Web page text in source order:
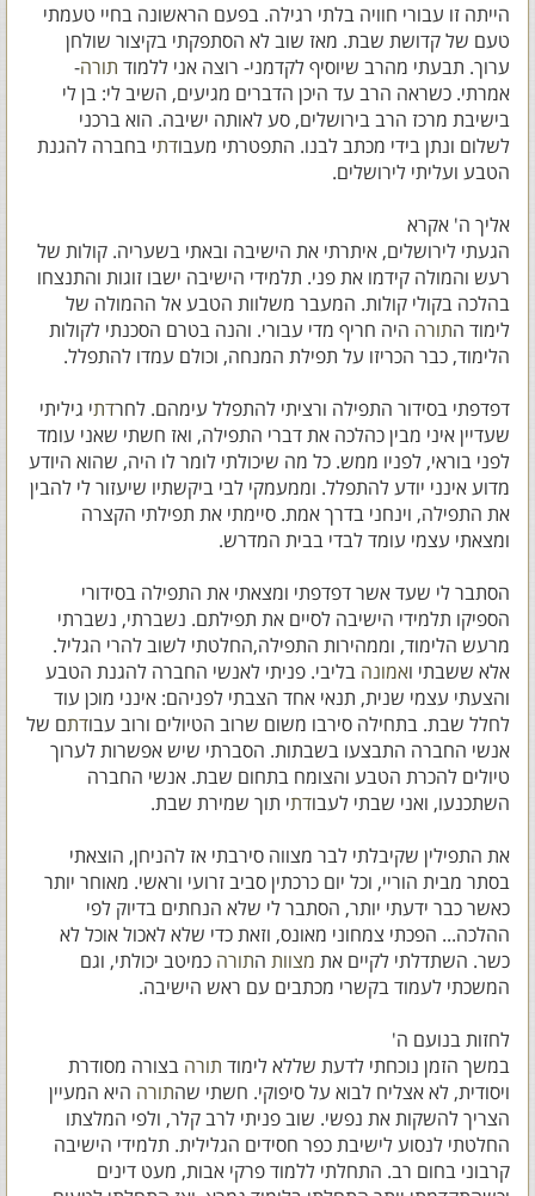
הייתה זו עבורי חוויה בלתי רגילה. בפעם הראשונה בחיי טעמתי
טעם של קדושת שבת. מאז שוב לא הסתפקתי בקיצור שולחן
ערוך. תבעתי מהרב שיוסיף לקדמני- רוצה אני ללמוד תורה-
אמרתי. כשראה הרב עד היכן הדברים מגיעים, השיב לי: בן לי
בישיבת מרכז הרב בירושלים, סע לאותה ישיבה. הוא ברכני
לשלום ונתן בידי מכתב לבנו. התפטרתי מעבודתי בחברה להגנת
הטבע ועליתי לירושלים.
אליך ה' אקרא
הגעתי לירושלים, איתרתי את הישיבה ובאתי בשעריה. קולות של
רעש והמולה קידמו את פני. תלמידי הישיבה ישבו זוגות והתנצחו
בהלכה בקולי קולות. המעבר משלוות הטבע אל ההמולה של
לימוד התורה היה חריף מדי עבורי. והנה בטרם הסכנתי לקולות
הלימוד, כבר הכריזו על תפילת המנחה, וכולם עמדו להתפלל.
דפדפתי בסידור התפילה ורציתי להתפלל עימהם. לחרדתי גיליתי
שעדיין איני מבין כהלכה את דברי התפילה, ואז חשתי שאני עומד
לפני בוראי, לפניו ממש. כל מה שיכולתי לומר לו היה, שהוא היודע
מדוע אינני יודע להתפלל. וממעמקי לבי ביקשתיו שיעזור לי להבין
את התפילה, וינחני בדרך אמת. סיימתי את תפילתי הקצרה
ומצאתי עצמי עומד לבדי בבית המדרש.
הסתבר לי שעד אשר דפדפתי ומצאתי את התפילה בסידורי
הספיקו תלמידי הישיבה לסיים את תפילתם. נשברתי, נשברתי
מרעש הלימוד, וממהירות התפילה,החלטתי לשוב להרי הגליל.
אלא ששבתי ואמונה בליבי. פניתי לאנשי החברה להגנת הטבע
והצעתי עצמי שנית, תנאי אחד הצבתי לפניהם: אינני מוכן עוד
לחלל שבת. בתחילה סירבו משום שרוב הטיולים ורוב עבודתם של
אנשי החברה התבצעו בשבתות. הסברתי שיש אפשרות לערוך
טיולים להכרת הטבע והצומח בתחום שבת. אנשי החברה
השתכנעו, ואני שבתי לעבודתי תוך שמירת שבת.
את התפילין שקיבלתי לבר מצווה סירבתי אז להניחן, הוצאתי
בסתר מבית הוריי, וכל יום כרכתין סביב זרועי וראשי. מאוחר יותר
כאשר כבר ידעתי יותר, הסתבר לי שלא הנחתים בדיוק לפי
ההלכה... הפכתי צמחוני מאונס, וזאת כדי שלא לאכול אוכל לא
כשר. השתדלתי לקיים את מצוות התורה כמיטב יכולתי, וגם
המשכתי לעמוד בקשרי מכתבים עם ראש הישיבה.
לחזות בנועם ה'
במשך הזמן נוכחתי לדעת שללא לימוד תורה בצורה מסודרת
ויסודית, לא אצליח לבוא על סיפוקי. חשתי שהתורה היא המעיין
הצריך להשקות את נפשי. שוב פניתי לרב קלר, ולפי המלצתו
החלטתי לנסוע לישיבת כפר חסידים הגלילית. תלמידי הישיבה
קרבוני בחום רב. התחלתי ללמוד פרקי אבות, מעט דינים